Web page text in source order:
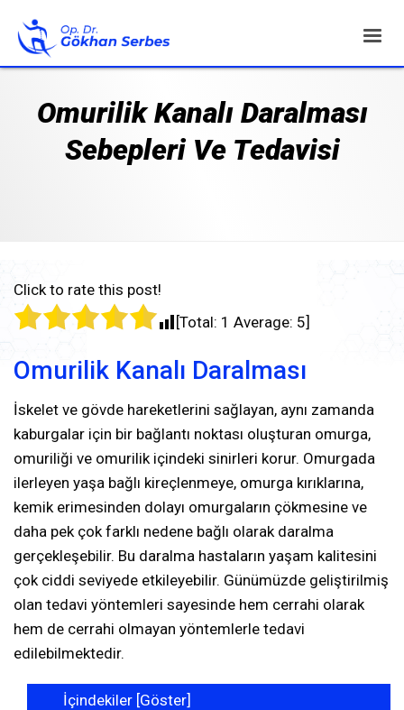
Omurilik Kanalı Daralması
Sebepleri Ve Tedavisi
Click to rate this post!
[Total: 1 Average: 5]
Omurilik Kanalı Daralması
İskelet ve gövde hareketlerini sağlayan, aynı zamanda
kaburgalar için bir bağlantı noktası oluşturan omurga,
omuriliği ve omurilik içindeki sinirleri korur. Omurgada
ilerleyen yaşa bağlı kireçlenmeye, omurga kırıklarına,
kemik erimesinden dolayı omurgaların çökmesine ve
daha pek çok farklı nedene bağlı olarak daralma
gerçekleşebilir. Bu daralma hastaların yaşam kalitesini
çok ciddi seviyede etkileyebilir. Günümüzde geliştirilmiş
olan tedavi yöntemleri sayesinde hem cerrahi olarak
hem de cerrahi olmayan yöntemlerle tedavi
edilebilmektedir.
İçindekiler [Göster]